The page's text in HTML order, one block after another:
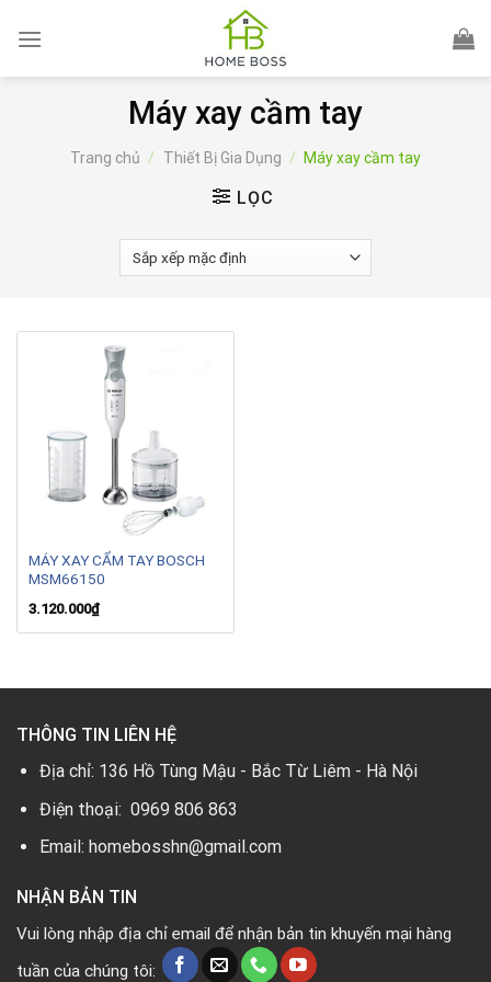
Máy xay cầm tay
Trang chủ / Thiết Bị Gia Dụng / Máy xay cầm tay
LỌC
MÁY XAY CẨM TAY BOSCH
MSM66150
3.120.000₫
THÔNG TIN LIÊN HỆ
Địa chỉ: 136 Hồ Tùng Mậu - Bắc Từ Liêm - Hà Nội
Điện thoại: 0969 806 863
Email: homebosshn@gmail.com
NHẬN BẢN TIN
Vui lòng nhập địa chỉ email để nhận bản tin khuyến mại hàng
tuần của chúng tôi: